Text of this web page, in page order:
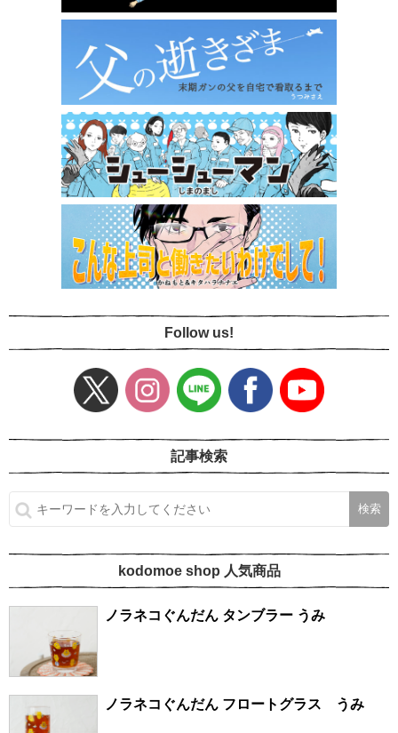
Follow us!
記事検索
kodomoe shop 人気商品
ノラネコぐんだん タンブラー うみ
ノラネコぐんだん フロートグラス うみ